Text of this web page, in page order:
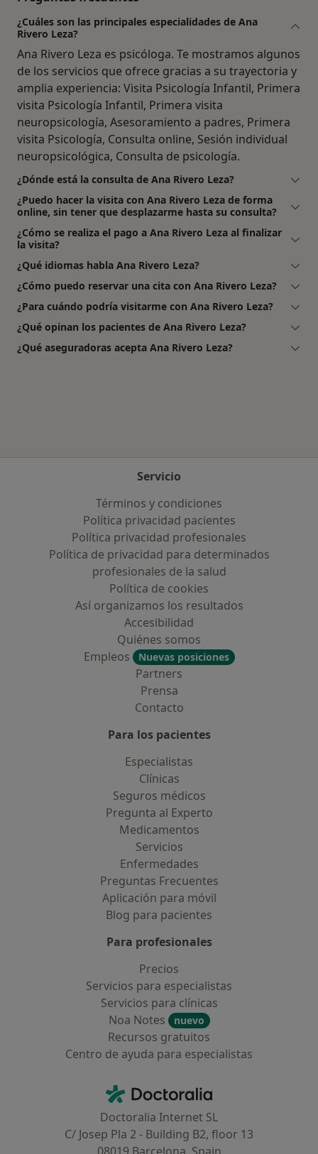
¿Cuáles son las principales especialidades de Ana
Rivero Leza?
Ana Rivero Leza es psicóloga. Te mostramos algunos
de los servicios que ofrece gracias a su trayectoria y
amplia experiencia: Visita Psicología Infantil, Primera
visita Psicología Infantil, Primera visita
neuropsicología, Asesoramiento a padres, Primera
visita Psicología, Consulta online, Sesión individual
neuropsicológica, Consulta de psicología.
¿Dónde está la consulta de Ana Rivero Leza?
¿Puedo hacer la visita con Ana Rivero Leza de forma
online, sin tener que desplazarme hasta su consulta?
¿Cómo se realiza el pago a Ana Rivero Leza al finalizar
la visita?
¿Qué idiomas habla Ana Rivero Leza?
¿Cómo puedo reservar una cita con Ana Rivero Leza?
¿Para cuándo podría visitarme con Ana Rivero Leza?
¿Qué opinan los pacientes de Ana Rivero Leza?
¿Qué aseguradoras acepta Ana Rivero Leza?
Servicio
Términos y condiciones
Política privacidad pacientes
Política privacidad profesionales
Política de privacidad para determinados
profesionales de la salud
Política de cookies
Así organizamos los resultados
Accesibilidad
Quiénes somos
Empleos
Nuevas posiciones
Partners
Prensa
Contacto
Para los pacientes
Especialistas
Clínicas
Seguros médicos
Pregunta al Experto
Medicamentos
Servicios
Enfermedades
Preguntas Frecuentes
Aplicación para móvil
Blog para pacientes
Para profesionales
Precios
Servicios para especialistas
Servicios para clínicas
Noa Notes
nuevo
Recursos gratuitos
Centro de ayuda para especialistas
Doctoralia - Página de inicio
Doctoralia Internet SL
C/ Josep Pla 2 - Building B2, floor 13